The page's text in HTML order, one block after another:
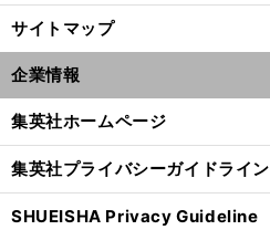
サイトマップ
企業情報
集英社ホームページ
集英社プライバシーガイドライン
SHUEISHA Privacy Guideline